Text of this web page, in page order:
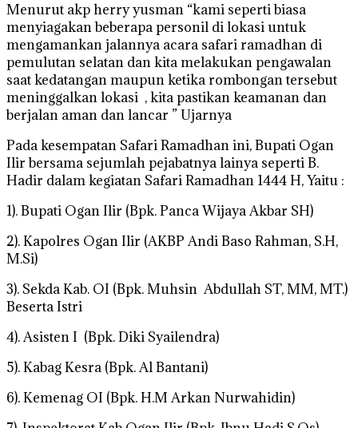
Menurut akp herry yusman “kami seperti biasa
menyiagakan beberapa personil di lokasi untuk
mengamankan jalannya acara safari ramadhan di
pemulutan selatan dan kita melakukan pengawalan
saat kedatangan maupun ketika rombongan tersebut
meninggalkan lokasi , kita pastikan keamanan dan
berjalan aman dan lancar ” Ujarnya
Pada kesempatan Safari Ramadhan ini, Bupati Ogan
Ilir bersama sejumlah pejabatnya lainya seperti B.
Hadir dalam kegiatan Safari Ramadhan 1444 H, Yaitu :
1). Bupati Ogan Ilir (Bpk. Panca Wijaya Akbar SH)
2). Kapolres Ogan Ilir (AKBP Andi Baso Rahman, S.H,
M.Si)
3). Sekda Kab. OI (Bpk. Muhsin Abdullah ST, MM, MT.)
Beserta Istri
4). Asisten I (Bpk. Diki Syailendra)
5). Kabag Kesra (Bpk. Al Bantani)
6). Kemenag OI (Bpk. H.M Arkan Nurwahidin)